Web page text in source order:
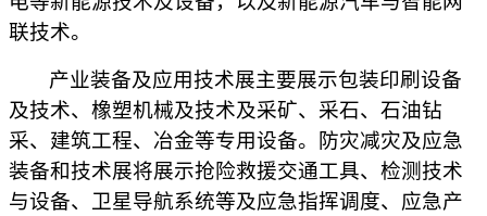
联技术。
产业装备及应用技术展主要展示包装印刷设备
及技术、橡塑机械及技术及采矿、采石、石油钻
采、建筑工程、冶金等专用设备。防灾减灾及应急
装备和技术展将展示抢险救援交通工具、检测技术
与设备、卫星导航系统等及应急指挥调度、应急产